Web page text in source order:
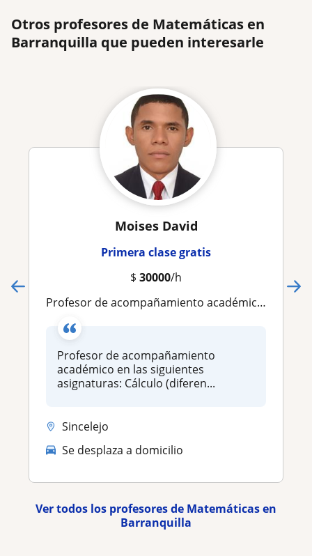
Otros profesores de Matemáticas en
Barranquilla que pueden interesarle
Moises David
Primera clase gratis
$ 30000/h
Profesor de acompañamiento académico en las siguientes asignaturas: Cálculo (diferencial, Integral, vectorial,multi variable)
Profesor de acompañamiento
académico en las siguientes
asignaturas: Cálculo (diferen...
Sincelejo
Se desplaza a domicilio
Ver todos los profesores de Matemáticas en
Barranquilla